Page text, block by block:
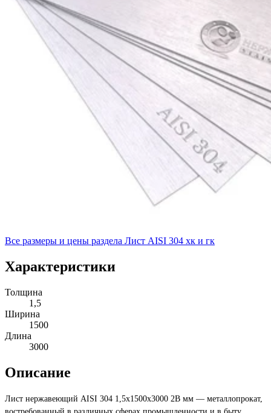
Все размеры и цены раздела Лист AISI 304 хк и гк
Характеристики
Толщина
1,5
Ширина
1500
Длина
3000
Описание
Лист нержавеющий AISI 304 1,5х1500х3000 2В мм — металлопрокат,